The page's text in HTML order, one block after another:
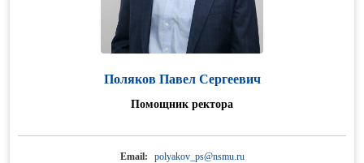
Поляков Павел Сергеевич
Помощник ректора
Email: polyakov_ps@nsmu.ru